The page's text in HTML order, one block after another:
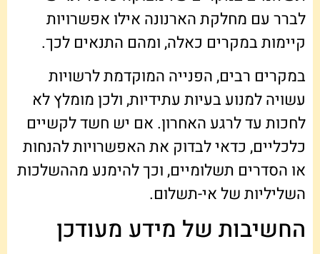
לברר עם מחלקת הארנונה אילו אפשרויות
קיימות במקרים כאלה, ומהם התנאים לכך.
במקרים רבים, הפנייה המוקדמת לרשויות
עשויה למנוע בעיות עתידיות, ולכן מומלץ לא
לחכות עד לרגע האחרון. אם יש חשד לקשיים
כלכליים, כדאי לבדוק את האפשרויות להנחות
או הסדרים תשלומיים, וכך להימנע מההשלכות
השליליות של אי-תשלום.
החשיבות של מידע מעודכן